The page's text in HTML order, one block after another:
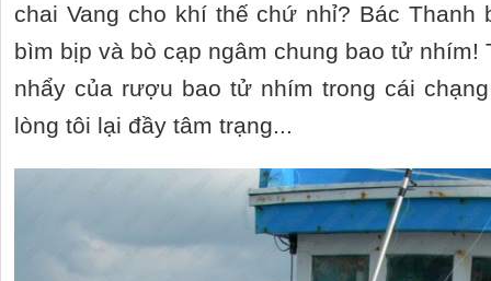
chai Vang cho khí thế chứ nhỉ? Bác
bìm bịp và bò cạp ngâm chung bao tử nhím!
nhẩy của rượu bao tử nhím trong cái
lòng tôi lại đầy tâm trạng...